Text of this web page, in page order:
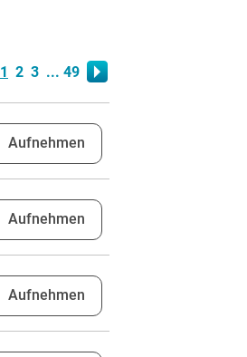
1 2 3 ... 49
Aufnehmen
Aufnehmen
Aufnehmen